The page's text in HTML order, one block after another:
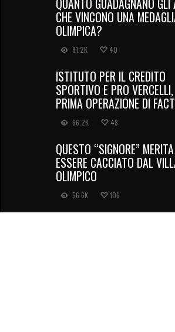
CHE VINCONO UNA
OLIMPICA?
81.2K 40
ISTITUTO PER IL CREDITO
SPORTIVO E PRO VERCELLI,
PRIMA OPERAZIONE DI
66.2K 48
QUESTO “SIGNORE”
ESSERE CACCIATO DAL
OLIMPICO
56.6K 106